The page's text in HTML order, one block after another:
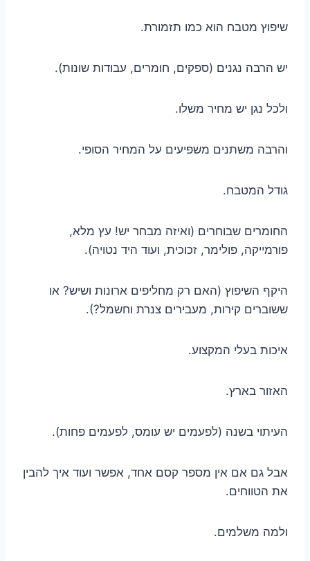
שיפוץ מטבח הוא כמו תזמורת.
יש הרבה נגנים (ספקים, חומרים, עבודות שונות).
ולכל נגן יש מחיר משלו.
והרבה משתנים משפיעים על המחיר הסופי.
גודל המטבח.
החומרים שבוחרים (ואיזה מבחר יש! עץ מלא,
פורמייקה, פולימר, זכוכית, ועוד היד נטויה).
היקף השיפוץ (האם רק מחליפים ארונות ושיש? או
ששוברים קירות, מעבירים צנרת וחשמל?).
איכות בעלי המקצוע.
האזור בארץ.
העיתוי בשנה (לפעמים יש עומס, לפעמים פחות).
אבל גם אם אין מספר קסם אחד, אפשר ועוד איך להבין
את הטווחים.
ולמה משלמים.